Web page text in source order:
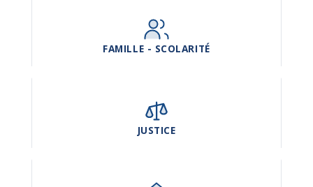
FAMILLE - SCOLARITÉ
JUSTICE